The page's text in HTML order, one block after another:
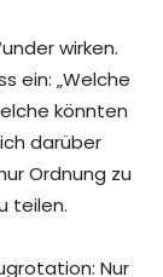
wirken.
ein: „Welche
könnten
darüber
Ordnung zu
teilen.
Nur